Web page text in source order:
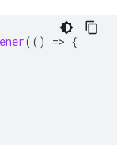
(() => {